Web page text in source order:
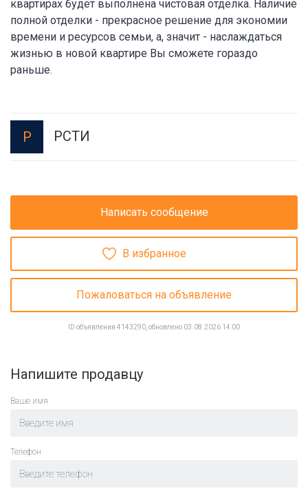
квартирах будет выполнена чистовая отделка. Наличие
полной отделки - прекрасное решение для экономии
времени и ресурсов семьи, а, значит - наслаждаться
жизнью в новой квартире Вы сможете гораздо
раньше.
Р РСТИ
Написать сообщение
В избранное
Пожаловаться на объявление
ID объявления 4143290, обновлено 03.08.2026 14:00
Напишите продавцу
Ваше имя
Телефон